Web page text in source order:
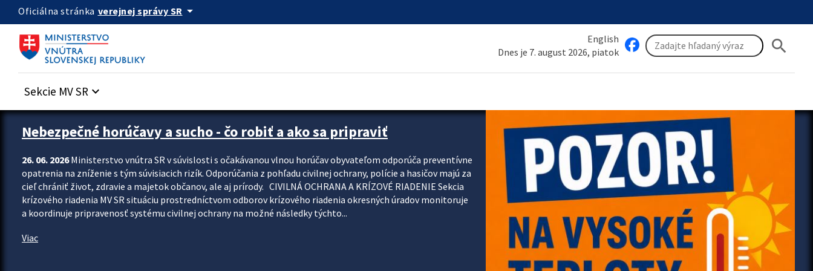
Preskocit na hlavný obsah
Oficiálna stránka verejnej správy SR arrow_drop_down
English
Dnes je 7. august 2026, piatok
search
Sekcie MV SR keyboard_arrow_down
Zastavit automatický posun upútavok
Nebezpečné horúčavy a sucho - čo robiť a ako sa pripraviť
26. 06. 2026Ministerstvo vnútra SR v súvislosti s očakávanou vlnou horúčav obyvateľom odporúča preventívne
opatrenia na zníženie s tým súvisiacich rizík. Odporúčania z pohľadu civilnej ochrany, polície a hasičov majú za
cieľ chrániť život, zdravie a majetok občanov, ale aj prírody. CIVILNÁ OCHRANA A KRÍZOVÉ RIADENIE Sekcia
krízového riadenia MV SR situáciu prostredníctvom odborov krízového riadenia okresných úradov monitoruje
a koordinuje pripravenosť systému civilnej ochrany na možné následky týchto...
Viac